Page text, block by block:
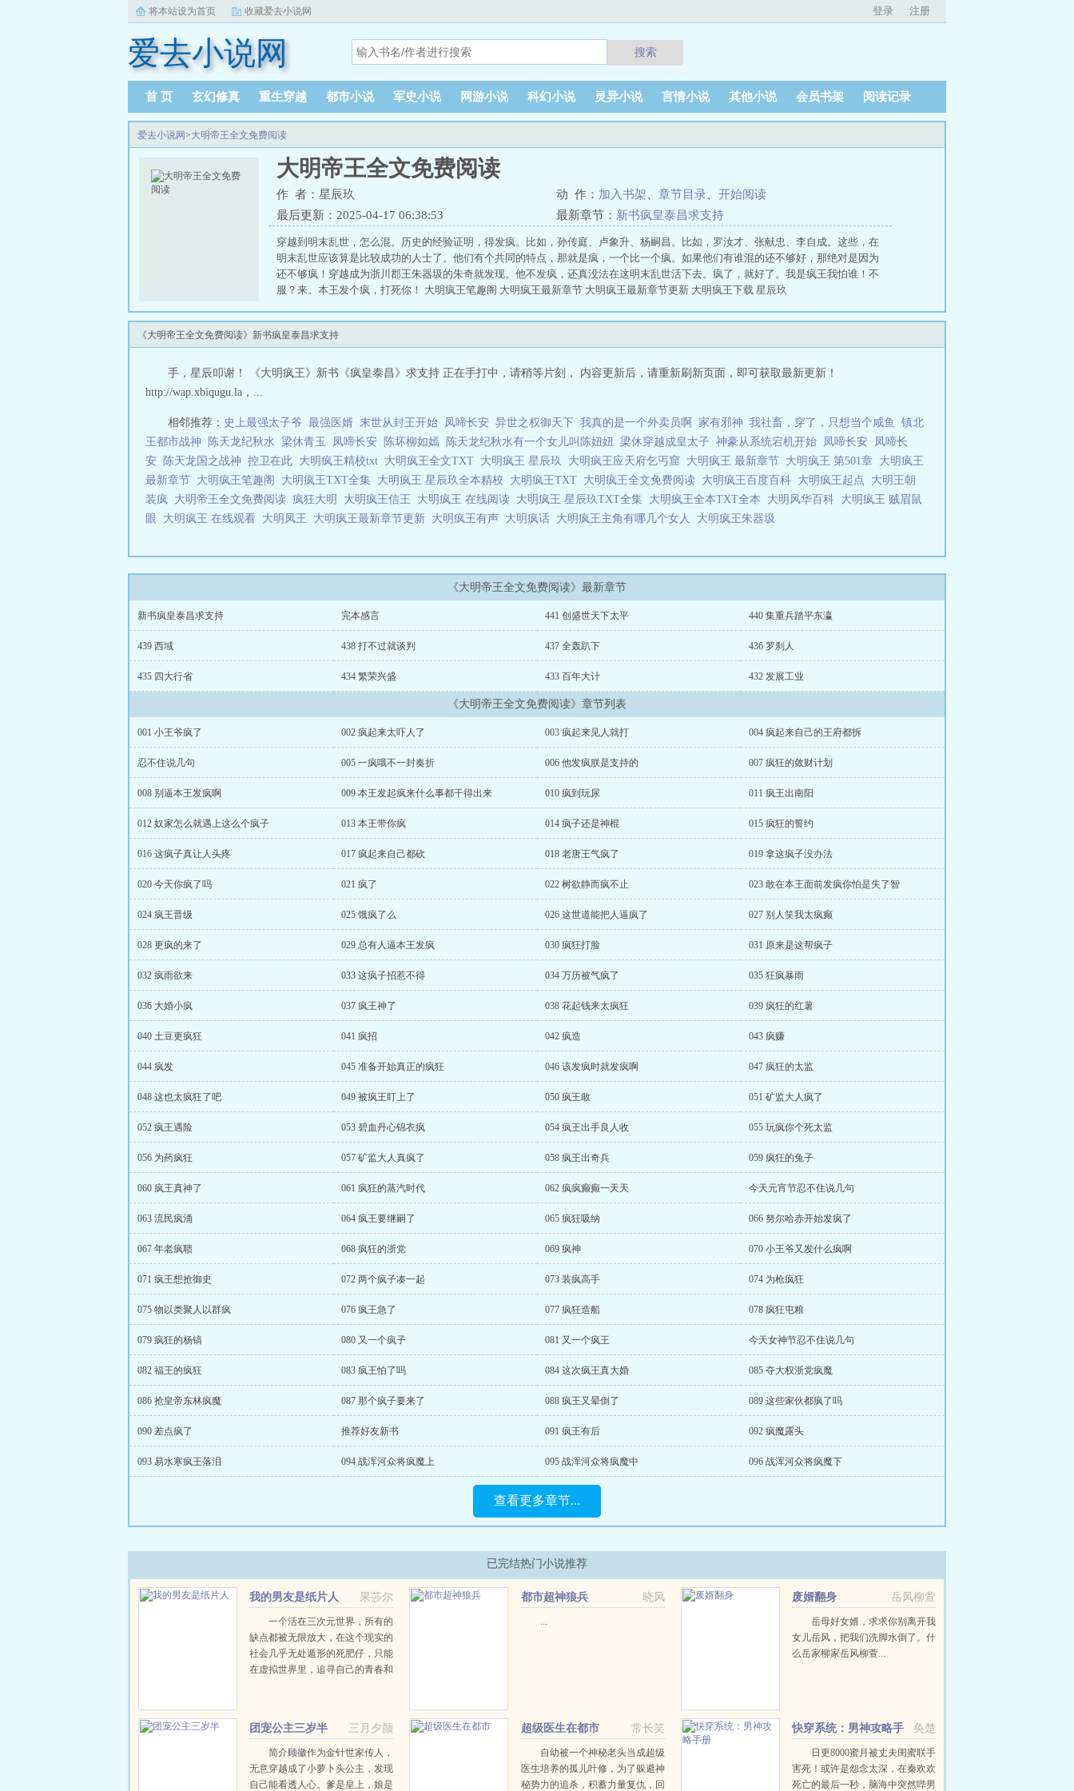
将本站设为首页 收藏爱去小说网 登录 注册
爱去小说网 搜索
首 页 玄幻修真 重生穿越 都市小说 军史小说 网游小说 科幻小说 灵异小说 言情小说 其他小说 会员书架 阅读记录
爱去小说网>大明帝王全文免费阅读
大明帝王全文免费阅读
作 者：星辰玖 动 作： 加入书架 章节目录
开始阅读
最后更新：2025-04-17 06:38:53
最新章节： 新书疯皇泰昌求支持
穿越到明末乱世，怎么混。历史的经验证明，得发疯。比如，孙传庭、卢象升、杨嗣昌。比如，罗汝才、张献忠、李自成。这些，在
明末乱世应该算是比较成功的人士了。他们有个共同的特点，那就是疯，一个比一个疯。如果他们有谁混的还不够好，那绝对是因为
还不够疯！穿越成为浙川郡王朱器圾的朱奇就发现。他不发疯，还真没法在这明末乱世活下去。疯了，就好了。我是疯王我怕谁！不
服？来。本王发个疯，打死你！ 大明疯王笔趣阁 大明疯王最新章节 大明疯王最新章节更新 大明疯王下载 星辰玖
《大明帝王全文免费阅读》新书疯皇泰昌求支持
手，星辰叩谢！ 《大明疯王》新书《疯皇泰昌》求支持 正在手打中，请稍等片刻， 内容更新后，请重新刷新页面，即可获取最新更新！
http://wap.xbiqugu.la，...
相邻推荐： 史上最强太子爷 最强医婿 末世从封王开始 凤啼长安 异世之权御天下 我真的是一个外卖员啊 家有邪神 我社畜，穿了，只想当个咸鱼
镇北
王都市战神
陈天龙纪秋水 梁休青玉 凤啼长安 陈坏柳如嫣 陈天龙纪秋水有一个女儿叫陈妞妞 梁休穿越成皇太子 神豪从系统宕机开始 凤啼长安 凤啼长
安
陈天龙国之战神 控卫在此 大明疯王精校txt 大明疯王全文TXT 大明疯王 星辰玖 大明疯王应天府乞丐窟 大明疯王 最新章节 大明疯王 第501章 大明疯王
最新章节 大明疯王笔趣阁 大明疯王TXT全集 大明疯王 星辰玖全本精校 大明疯王TXT 大明疯王全文免费阅读 大明疯王百度百科 大明疯王起点 大明王朝
装疯 大明帝王全文免费阅读 疯狂大明 大明疯王信王 大明疯王 在线阅读 大明疯王 星辰玖TXT全集 大明疯王全本TXT全本 大明风华百科 大明疯王 贼眉鼠
眼 大明疯王 在线观看 大明凤王 大明疯王最新章节更新 大明疯王有声 大明疯话 大明疯王主角有哪几个女人 大明疯王朱器圾
《大明帝王全文免费阅读》最新章节
新书疯皇泰昌求支持 完本感言 441 创盛世天下太平 440 集重兵踏平东瀛
439 西域 438 打不过就谈判 437 全轰趴下 436 罗刹人
435 四大行省 434 繁荣兴盛 433 百年大计 432 发展工业
《大明帝王全文免费阅读》章节列表
001 小王爷疯了 002 疯起来太吓人了 003 疯起来见人就打 004 疯起来自己的王府都拆
忍不住说几句 005 一疯哦不一封奏折 006 他发疯朕是支持的 007 疯狂的敛财计划
008 别逼本王发疯啊 009 本王发起疯来什么事都干得出来 010 疯到玩尿 011 疯王出南阳
012 奴家怎么就遇上这么个疯子 013 本王带你疯 014 疯子还是神棍 015 疯狂的誓约
016 这疯子真让人头疼 017 疯起来自己都砍 018 老唐王气疯了 019 拿这疯子没办法
020 今天你疯了吗 021 疯了 022 树欲静而疯不止 023 敢在本王面前发疯你怕是失了智
024 疯王晋级 025 饿疯了么 026 这世道能把人逼疯了 027 别人笑我太疯癫
028 更疯的来了 029 总有人逼本王发疯 030 疯狂打脸 031 原来是这帮疯子
032 疯雨欲来 033 这疯子招惹不得 034 万历被气疯了 035 狂疯暴雨
036 大婚小疯 037 疯王神了 038 花起钱来太疯狂 039 疯狂的红薯
040 土豆更疯狂 041 疯招 042 疯造 043 疯赚
044 疯发 045 准备开始真正的疯狂 046 该发疯时就发疯啊 047 疯狂的太监
048 这也太疯狂了吧 049 被疯王盯上了 050 疯王敢 051 矿监大人疯了
052 疯王遇险 053 碧血丹心锦衣疯 054 疯王出手良人收 055 玩疯你个死太监
056 为药疯狂 057 矿监大人真疯了 058 疯王出奇兵 059 疯狂的兔子
060 疯王真神了 061 疯狂的蒸汽时代 062 疯疯癫癫一天天 今天元宵节忍不住说几句
063 流民疯涌 064 疯王要继嗣了 065 疯狂吸纳 066 努尔哈赤开始发疯了
067 年老疯聩 068 疯狂的浙党 069 疯神 070 小王爷又发什么疯啊
071 疯王想抢御史 072 两个疯子凑一起 073 装疯高手 074 为枪疯狂
075 物以类聚人以群疯 076 疯王急了 077 疯狂造船 078 疯狂屯粮
079 疯狂的杨镐 080 又一个疯子 081 又一个疯王 今天女神节忍不住说几句
082 福王的疯狂 083 疯王怕了吗 084 这次疯王真大婚 085 夺大权浙党疯魔
086 抢皇帝东林疯魔 087 那个疯子要来了 088 疯王又晕倒了 089 这些家伙都疯了吗
090 差点疯了 推荐好友新书 091 疯王有后 092 疯魔露头
093 易水寒疯王落泪 094 战浑河众将疯魔上 095 战浑河众将疯魔中 096 战浑河众将疯魔下
查看更多章节...
已完结热门小说推荐
果莎尔
我的男友是纸片人
一个活在三次元世界，所有的
缺点都被无限放大，在这个现实的
社会几乎无处遁形的死肥仔，只能
在虚拟世界里，追寻自己的青春和
现，她的...
晓风
都市超神狼兵
...
岳风柳萱
废婿翻身
岳母好女婿，求求你别离开我
女儿岳风，把我们洗脚水倒了。什
么岳家柳家岳风柳萱...
三月夕颜
团宠公主三岁半
简介顾徽作为金针世家传人，
无意穿越成了小萝卜头公主，发现
自己能看透人心。爹是皇上，娘是
常长笑
超级医生在都市
自幼被一个神秘老头当成超级
医生培养的孤儿叶修，为了躲避神
秘势力的追杀，积蓄力量复仇，回
奂楚
快穿系统：男神攻略手
日更8000蜜月被丈夫闺蜜联手
害死！或许是怨念太深，在秦欢欢
死亡的最后一秒，脑海中突然哔男